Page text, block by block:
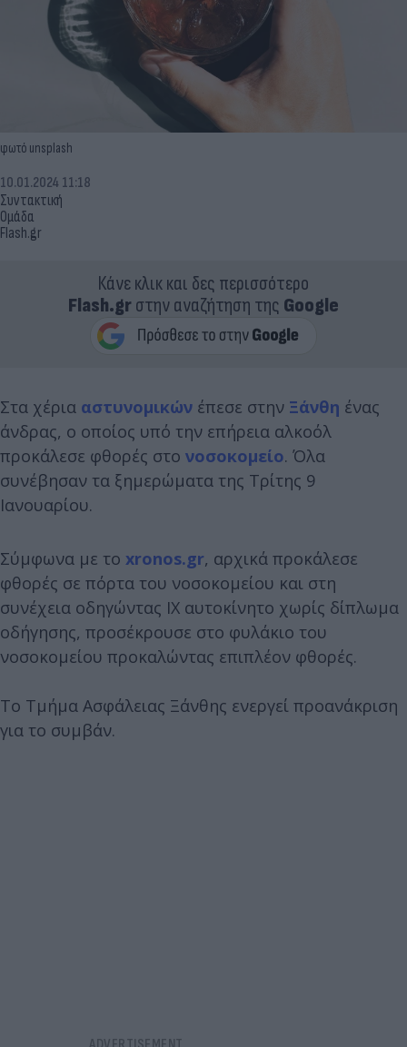
φωτό unsplash
Συντακτική
Ομάδα
Flash.gr
10.01.2024 11:18
Κάνε κλικ και δες περισσότερο
Flash.grστην αναζήτηση της Google
Στα χέρια αστυνομικών έπεσε στην Ξάνθη ένας
άνδρας, ο οποίος υπό την επήρεια αλκοόλ
προκάλεσε φθορές στο νοσοκομείο. Όλα
συνέβησαν τα ξημερώματα της Τρίτης 9
Ιανουαρίου.
Σύμφωνα με το xronos.gr, αρχικά προκάλεσε
φθορές σε πόρτα του νοσοκομείου και στη
συνέχεια οδηγώντας ΙΧ αυτοκίνητο χωρίς δίπλωμα
οδήγησης, προσέκρουσε στο φυλάκιο του
νοσοκομείου προκαλώντας επιπλέον φθορές.
Το Τμήμα Ασφάλειας Ξάνθης ενεργεί προανάκριση
για το συμβάν.